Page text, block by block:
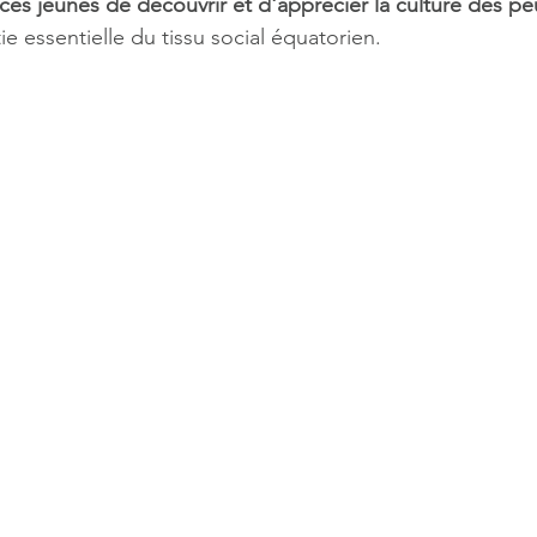
essentielle du tissu social équatorien.